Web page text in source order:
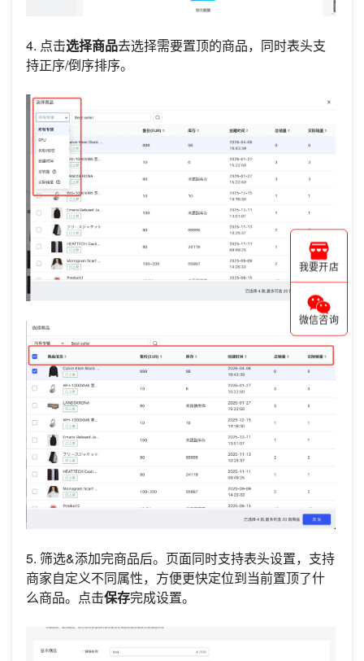
4. 点击选择商品去选择需要置顶的商品，同时表头支
持正序/倒序排序。
5. 筛选&添加完商品后。页面同时支持表头设置，支持
商家自定义不同属性，方便更快定位到当前置顶了什
么商品。点击保存完成设置。
我要开店
微信咨询